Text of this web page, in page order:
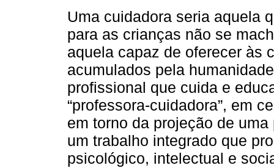
Uma cuidadora seria aquela
para as crianças não se
aquela capaz de oferecer às
acumulados pela
profissional que cuida e
“professora-cuidadora”, em
em torno da projeção de
um trabalho integrado que
psicológico, intelectual e